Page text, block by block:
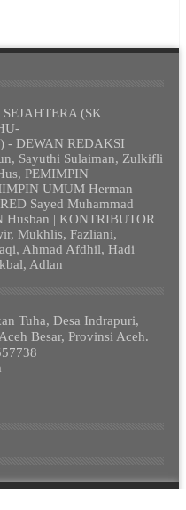
(SK
- DEWAN REDAKSI
Sayuthi Sulaiman, Zulkifli
PEMIMPIN
UMUM Herman
Sayed Muhammad
| KONTRIBUTOR
Mukhlis, Fazliani,
Ahmad Afdhil, Hadi
Adlan
Tuha, Desa Indrapuri,
Besar, Provinsi Aceh.